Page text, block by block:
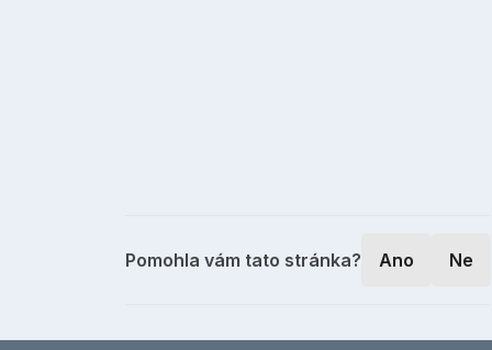
Pomohla vám tato stránka? Ano Ne